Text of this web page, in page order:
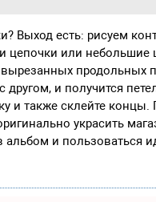
Выход есть: рисуем
цепочки или небольшие
продольных
другом, и получится
и также склейте концы.
украсить
и пользоваться